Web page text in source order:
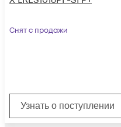
Снят с продажи
Узнать о поступлении